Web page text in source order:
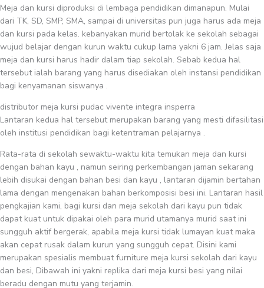
Meja dan kursi diproduksi di lembaga pendidikan dimanapun. Mulai
dari TK, SD, SMP, SMA, sampai di universitas pun juga harus ada meja
dan kursi pada kelas. kebanyakan murid bertolak ke sekolah sebagai
wujud belajar dengan kurun waktu cukup lama yakni 6 jam. Jelas saja
meja dan kursi harus hadir dalam tiap sekolah. Sebab kedua hal
tersebut ialah barang yang harus disediakan oleh instansi pendidikan
bagi kenyamanan siswanya .
distributor meja kursi pudac vivente integra insperra
Lantaran kedua hal tersebut merupakan barang yang mesti difasilitasi
oleh institusi pendidikan bagi ketentraman pelajarnya .
Rata-rata di sekolah sewaktu-waktu kita temukan meja dan kursi
dengan bahan kayu , namun seiring perkembangan jaman sekarang
lebih disukai dengan bahan besi dan kayu , lantaran dijamin bertahan
lama dengan mengenakan bahan berkomposisi besi ini. Lantaran hasil
pengkajian kami, bagi kursi dan meja sekolah dari kayu pun tidak
dapat kuat untuk dipakai oleh para murid utamanya murid saat ini
sungguh aktif bergerak, apabila meja kursi tidak lumayan kuat maka
akan cepat rusak dalam kurun yang sungguh cepat. Disini kami
merupakan spesialis membuat furniture meja kursi sekolah dari kayu
dan besi, Dibawah ini yakni replika dari meja kursi besi yang nilai
beradu dengan mutu yang terjamin.